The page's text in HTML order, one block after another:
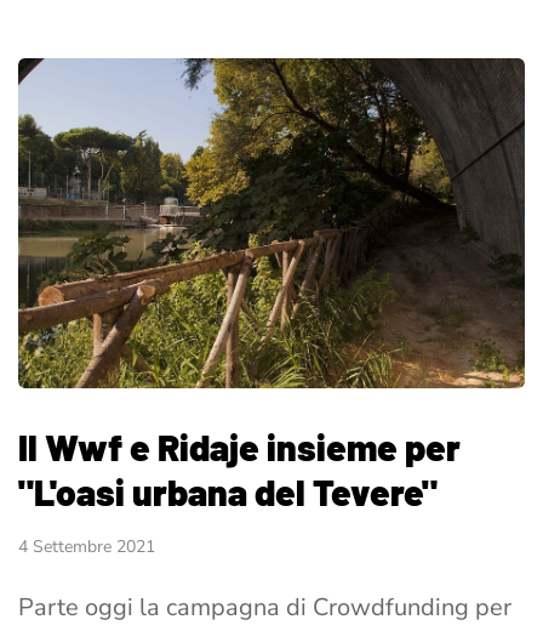
Il Wwf e Ridaje insieme per
"L'oasi urbana del Tevere"
4 Settembre 2021
Parte oggi la campagna di Crowdfunding per